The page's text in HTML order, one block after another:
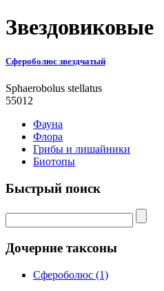
Звездовиковые
Сфероболюс звездчатый
Sphaerobolus stellatus
55012
Фауна
Флора
Грибы и лишайники
Биотопы
Быстрый поиск
Дочерние таксоны
Сфероболюс (1)